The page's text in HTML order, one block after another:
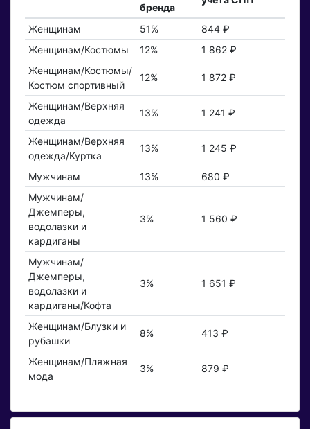
бренда
Женщинам 51%
844 ₽
Женщинам/Костюмы
12%
1 862 ₽
Женщинам/Костюмы/
Костюм спортивный
12% 1 872 ₽
Женщинам/Верхняя
одежда
13% 1 241 ₽
Женщинам/Верхняя
одежда/Куртка
13% 1 245 ₽
Мужчинам 13%
680 ₽
Мужчинам/
Джемперы,
водолазки и
кардиганы
3% 1 560 ₽
Мужчинам/
Джемперы,
водолазки и
кардиганы/Кофта
3% 1 651 ₽
Женщинам/Блузки и
рубашки
8% 413 ₽
Женщинам/Пляжная
мода
3% 879 ₽